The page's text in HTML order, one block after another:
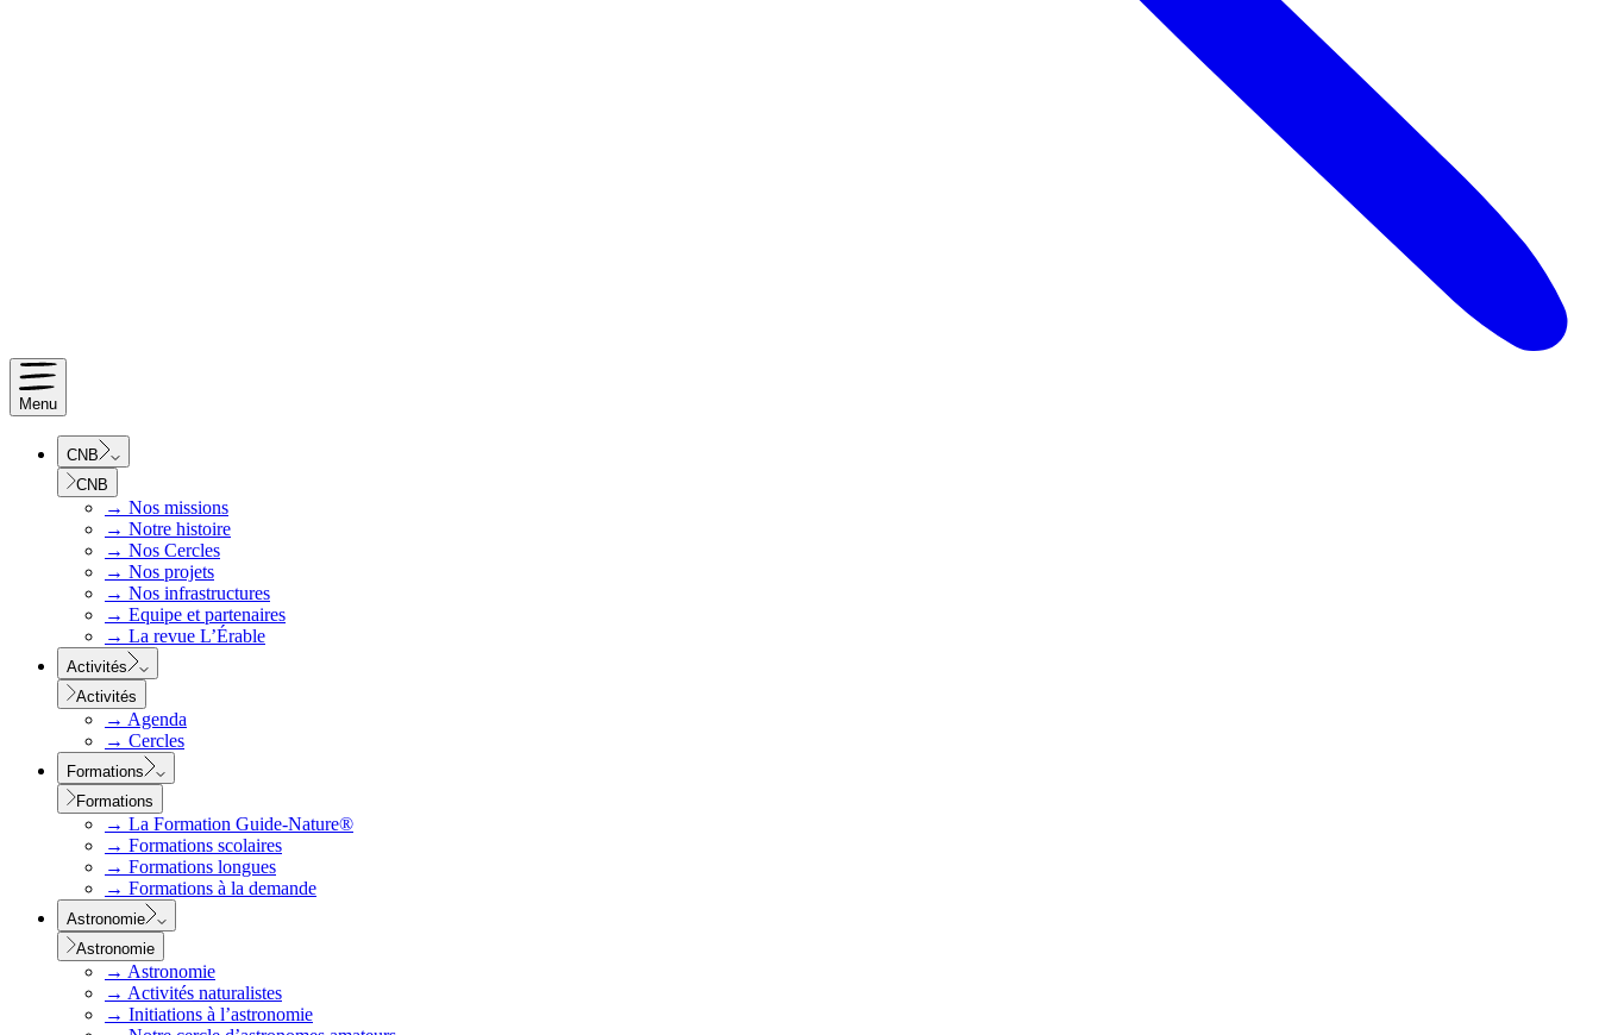
Menu
CNB
CNB
→ Nos missions
→ Notre histoire
→ Nos Cercles
→ Nos projets
→ Nos infrastructures
→ Equipe et partenaires
→ La revue L’Érable
Activités
Activités
→ Agenda
→ Cercles
Formations
Formations
→ La Formation Guide-Nature®
→ Formations scolaires
→ Formations longues
→ Formations à la demande
Astronomie
Astronomie
→ Astronomie
→ Activités naturalistes
→ Initiations à l’astronomie